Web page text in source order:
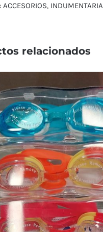
ACCESORIOS, INDUMENTARIA
relacionados